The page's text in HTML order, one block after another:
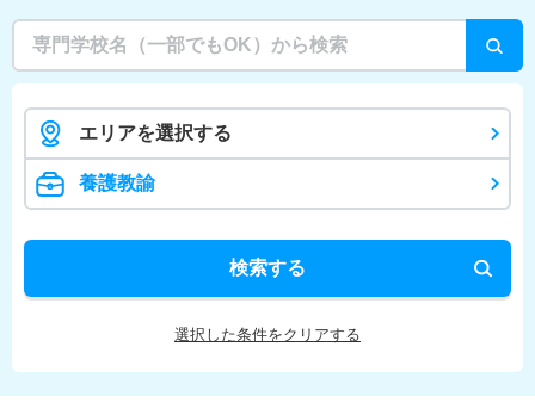
エリアを選択する
養護教諭
検索する
選択した条件をクリアする